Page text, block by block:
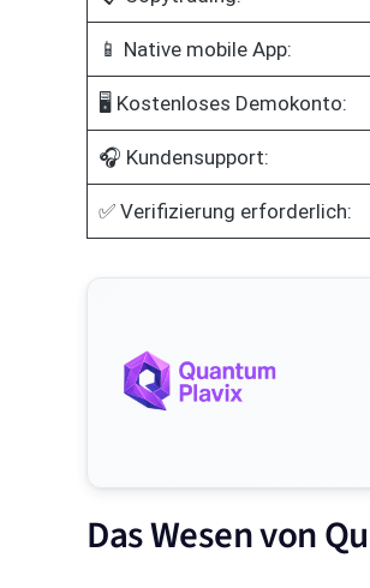
📱 Native mobile App:
🖥️ Kostenloses Demokonto:
🎧 Kundensupport:
✅ Verifizierung erforderlich:
Das Wesen von